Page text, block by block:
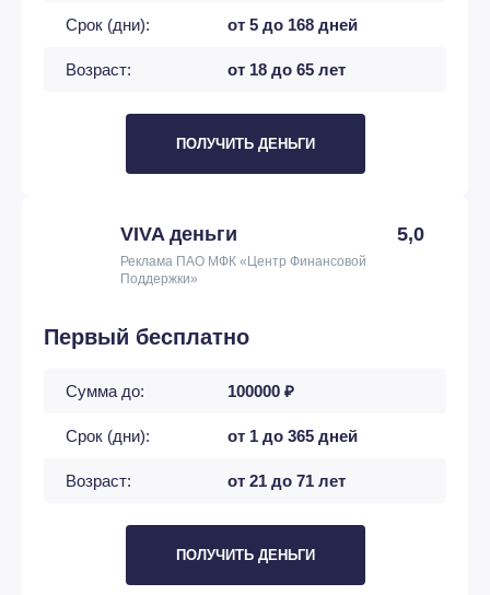
Срок (дни): от 5 до 168 дней
Возраст: от 18 до 65 лет
ПОЛУЧИТЬ ДЕНЬГИ
VIVA деньги 5,0
Реклама ПАО МФК «Центр Финансовой
Поддержки»
Первый бесплатно
Сумма до: 100000 ₽
Срок (дни): от 1 до 365 дней
Возраст: от 21 до 71 лет
ПОЛУЧИТЬ ДЕНЬГИ